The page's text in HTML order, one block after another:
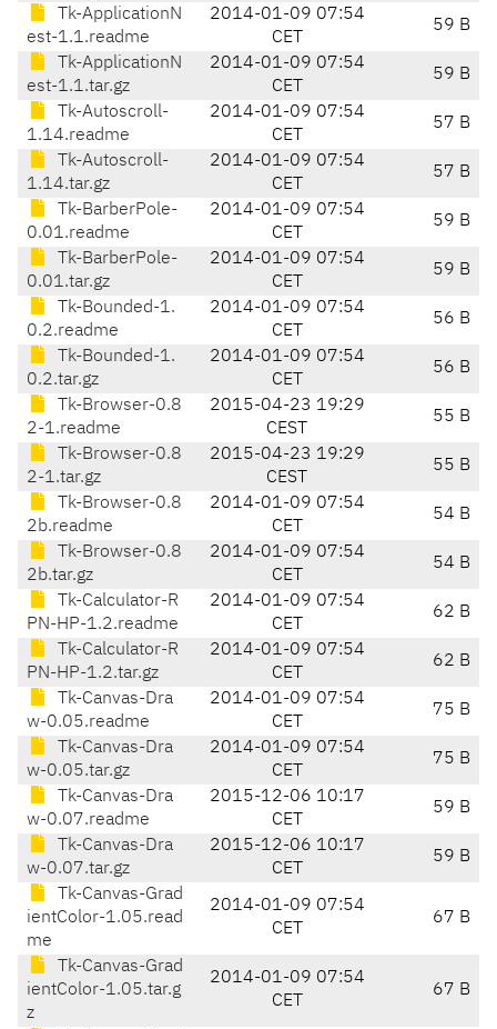
Tk-ApplicationN
est-1.1.readme
2014-01-09 07:54
CET
59 B
Tk-ApplicationN
est-1.1.tar.gz
2014-01-09 07:54
CET
59 B
Tk-Autoscroll-
1.14.readme
2014-01-09 07:54
CET
57 B
Tk-Autoscroll-
1.14.tar.gz
2014-01-09 07:54
CET
57 B
Tk-BarberPole-
0.01.readme
2014-01-09 07:54
CET
59 B
Tk-BarberPole-
0.01.tar.gz
2014-01-09 07:54
CET
59 B
Tk-Bounded-1.
0.2.readme
2014-01-09 07:54
CET
56 B
Tk-Bounded-1.
0.2.tar.gz
2014-01-09 07:54
CET
56 B
Tk-Browser-0.8
2-1.readme
2015-04-23 19:29
CEST
55 B
Tk-Browser-0.8
2-1.tar.gz
2015-04-23 19:29
CEST
55 B
Tk-Browser-0.8
2b.readme
2014-01-09 07:54
CET
54 B
Tk-Browser-0.8
2b.tar.gz
2014-01-09 07:54
CET
54 B
Tk-Calculator-R
PN-HP-1.2.readme
2014-01-09 07:54
CET
62 B
Tk-Calculator-R
PN-HP-1.2.tar.gz
2014-01-09 07:54
CET
62 B
Tk-Canvas-Dra
w-0.05.readme
2014-01-09 07:54
CET
75 B
Tk-Canvas-Dra
w-0.05.tar.gz
2014-01-09 07:54
CET
75 B
Tk-Canvas-Dra
w-0.07.readme
2015-12-06 10:17
CET
59 B
Tk-Canvas-Dra
w-0.07.tar.gz
2015-12-06 10:17
CET
59 B
Tk-Canvas-Grad
ientColor-1.05.read
me
2014-01-09 07:54
CET
67 B
Tk-Canvas-Grad
ientColor-1.05.tar.g
z
2014-01-09 07:54
CET
67 B